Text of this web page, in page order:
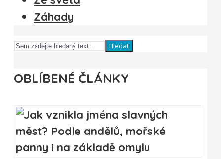
Záhady
Hledat
OBLÍBENÉ ČLÁNKY